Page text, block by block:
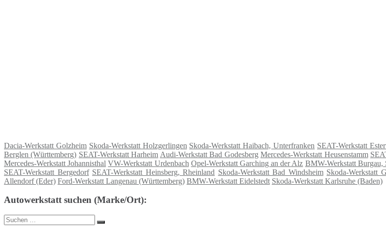
Dacia-Werkstatt Golzheim Skoda-Werkstatt Holzgerlingen Skoda-Werkstatt Haibach, Unterfranken SEAT-Werkstatt
Berglen (Württemberg) SEAT-Werkstatt Harheim Audi-Werkstatt Bad Godesberg Mercedes-Werkstatt Heusenstamm
Mercedes-Werkstatt Johannisthal VW-Werkstatt Urdenbach Opel-Werkstatt Garching an der Alz BMW-Werkstatt Burgau,
SEAT-Werkstatt Bergedorf SEAT-Werkstatt Heinsberg, Rheinland Skoda-Werkstatt Bad Windsheim Skoda-Werkstatt
Allendorf (Eder) Ford-Werkstatt Langenau (Württemberg) BMW-Werkstatt Eidelstedt Skoda-Werkstatt Karlsruhe (Baden)
Autowerkstatt suchen (Marke/Ort):
Suche
nach:
Suchen